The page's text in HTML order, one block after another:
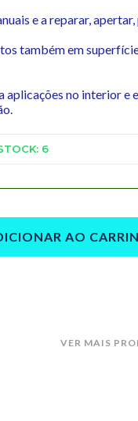
e a reparar, apertar,
também em
aplicações no interior e
6
AO
VER MAIS